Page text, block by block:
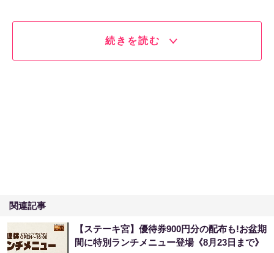
続きを読む
関連記事
【ステーキ宮】優待券900円分の配布も!お盆期
間に特別ランチメニュー登場《8月23日まで》